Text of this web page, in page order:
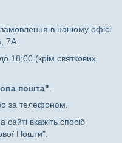
в нашому офісі
7А.
18:00 (крім святкових
пошта"
за телефоном.
вкажіть спосіб
Пошти".